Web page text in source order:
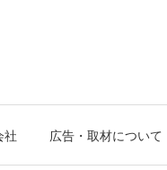
社 広告・取材について